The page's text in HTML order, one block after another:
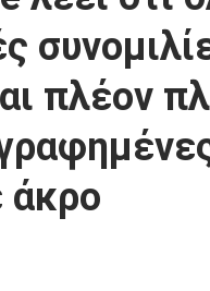
πλέον
άκρο